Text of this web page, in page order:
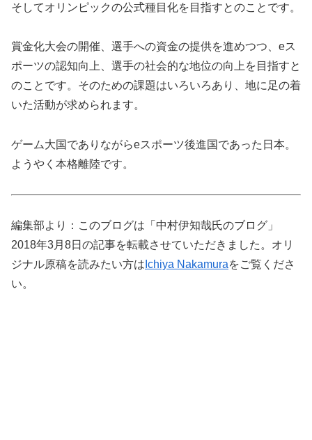
そしてオリンピックの公式種目化を目指すとのことです。
賞金化大会の開催、選手への資金の提供を進めつつ、eス
ポーツの認知向上、選手の社会的な地位の向上を目指すと
のことです。そのための課題はいろいろあり、地に足の着
いた活動が求められます。
ゲーム大国でありながらeスポーツ後進国であった日本。
ようやく本格離陸です。
編集部より：このブログは「中村伊知哉氏のブログ」
2018年3月8日の記事を転載させていただきました。オリ
ジナル原稿を読みたい方は Ichiya Nakamuraをご覧くださ
い。